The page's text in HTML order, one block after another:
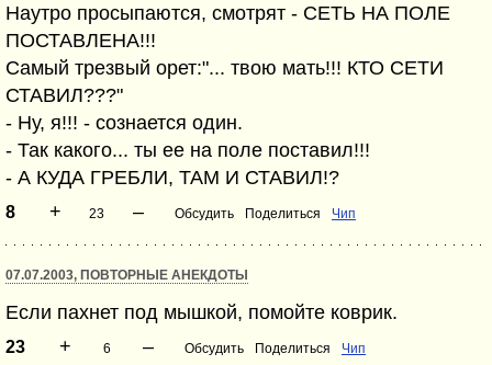
Наутро просыпаются, смотрят - СЕТЬ НА ПОЛЕ
ПОСТАВЛЕНА!!!
Самый трезвый орет:"... твою мать!!! КТО СЕТИ
СТАВИЛ???"
- Ну, я!!! - сознается один.
- Так какого... ты ее на поле поставил!!!
- А КУДА ГРЕБЛИ, ТАМ И СТАВИЛ!?
8 + 23 – Обсудить Поделиться Чип
07.07.2003, ПОВТОРНЫЕ АНЕКДОТЫ
Если пахнет под мышкой, помойте коврик.
23 + 6 – Обсудить Поделиться Чип